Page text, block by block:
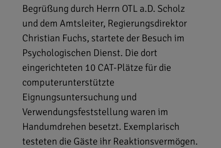
Begrüßung durch Herrn OTL a.D. Scholz
und dem Amtsleiter, Regierungsdirektor
Christian Fuchs, startete der Besuch im
Psychologischen Dienst. Die dort
eingerichteten 10 CAT-Plätze für die
computerunterstützte
Eignungsuntersuchung und
Verwendungsfeststellung waren im
Handumdrehen besetzt. Exemplarisch
testeten die Gäste ihr Reaktionsvermögen.